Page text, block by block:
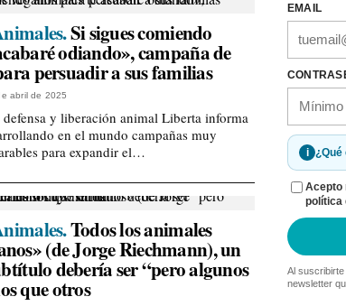
Si sigues comiendo
odiando», campaña de
persuadir a sus familias
abril de 2025
y liberación animal Liberta informa
en el mundo campañas muy
para expandir el…
Todos los animales
(de Jorge Riechmann), un
debería ser “pero algunos
que otros
EMAIL
i ¿Qué
Acepto
política
Al
newsletter